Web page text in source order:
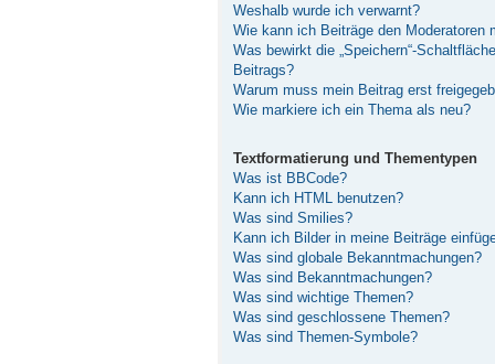
Weshalb wurde ich verwarnt?
Wie kann ich Beiträge den Moderatoren
Was bewirkt die „Speichern“-
Beitrags?
Warum muss mein Beitrag erst
Wie markiere ich ein Thema als neu?
Textformatierung und Thementypen
Was ist BBCode?
Kann ich HTML benutzen?
Was sind Smilies?
Kann ich Bilder in meine Beiträge
Was sind globale Bekanntmachungen?
Was sind Bekanntmachungen?
Was sind wichtige Themen?
Was sind geschlossene Themen?
Was sind Themen-Symbole?